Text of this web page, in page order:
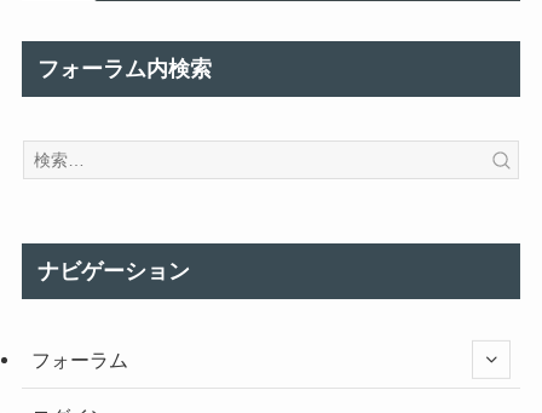
フォーラム内検索
ナビゲーション
フォーラム